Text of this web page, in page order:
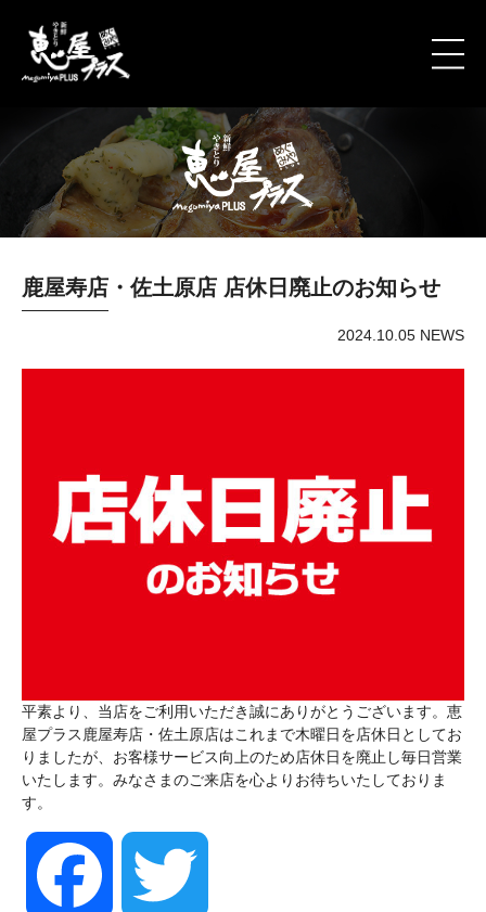
鹿屋寿店・佐土原店 店休日廃止のお知らせ
2024.10.05 NEWS
平素より、当店をご利用いただき誠にありがとうございます。恵
屋プラス鹿屋寿店・佐土原店はこれまで木曜日を店休日としてお
りましたが、お客様サービス向上のため店休日を廃止し毎日営業
いたします。みなさまのご来店を心よりお待ちいたしておりま
す。
Facebook